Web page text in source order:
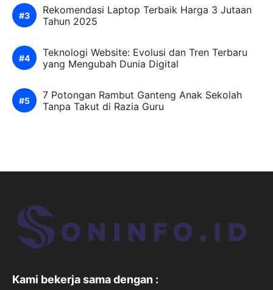
Rekomendasi Laptop Terbaik Harga 3 Jutaan
Tahun 2025
Teknologi Website: Evolusi dan Tren Terbaru
yang Mengubah Dunia Digital
7 Potongan Rambut Ganteng Anak Sekolah
Tanpa Takut di Razia Guru
Kami bekerja sama dengan :